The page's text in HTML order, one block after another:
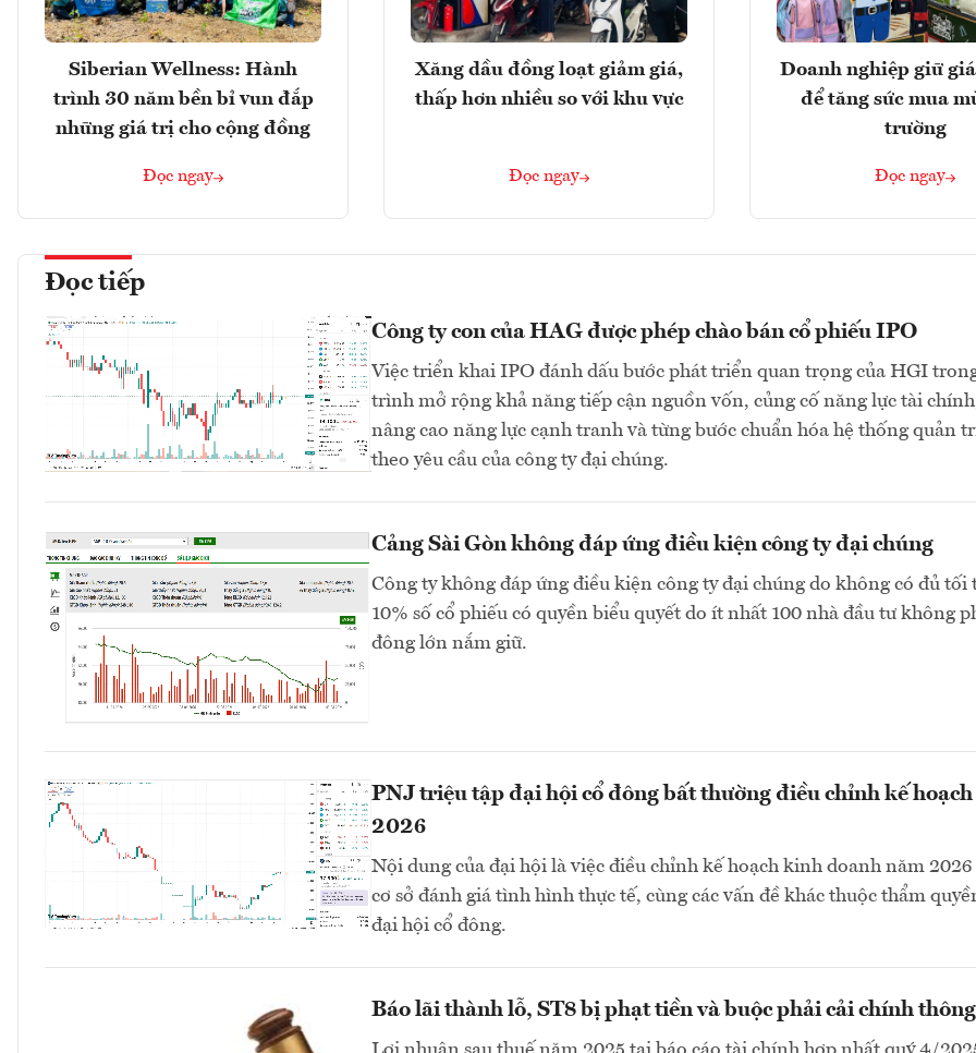
Siberian Wellness: Hành
trình 30 năm bền bỉ vun đắp
những giá trị cho cộng đồng
Đọc ngay
Xăng dầu đồng loạt giảm giá,
thấp hơn nhiều so với khu vực
Đọc ngay
Doanh nghiệp giữ
để tăng sức mua
trường
Đọc ngay
Đọc tiếp
Công ty con của HAG được phép chào bán cổ phiếu IPO
Việc triển khai IPO đánh dấu bước phát triển quan trọng của HGI
trình mở rộng khả năng tiếp cận nguồn vốn, củng cố năng lực tài
nâng cao năng lực cạnh tranh và từng bước chuẩn hóa hệ thống quản
theo yêu cầu của công ty đại chúng.
Cảng Sài Gòn không đáp ứng điều kiện công ty đại chúng
Công ty không đáp ứng điều kiện công ty đại chúng do không có đủ tối
10% số cổ phiếu có quyền biểu quyết do ít nhất 100 nhà đầu tư không
đông lớn nắm giữ.
PNJ triệu tập đại hội cổ đông bất thường điều chỉnh kế hoạch
2026
Nội dung của đại hội là việc điều chỉnh kế hoạch kinh doanh năm
cơ sở đánh giá tình hình thực tế, cùng các vấn đề khác thuộc thẩm
đại hội cổ đông.
Báo lãi thành lỗ, ST8 bị phạt tiền và buộc phải cải chính